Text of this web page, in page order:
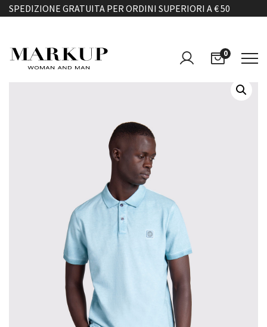
SPEDIZIONE GRATUITA PER ORDINI SUPERIORI A € 50
0